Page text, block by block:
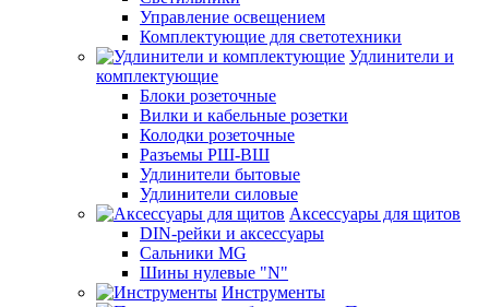
Управление освещением
Комплектующие для светотехники
Удлинители и
комплектующие
Блоки розеточные
Вилки и кабельные розетки
Колодки розеточные
Разъемы РШ-ВШ
Удлинители бытовые
Удлинители силовые
Аксессуары для щитов
DIN-рейки и аксессуары
Сальники MG
Шины нулевые "N"
Инструменты